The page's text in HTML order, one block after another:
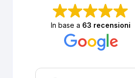
In base a 63 recensioni